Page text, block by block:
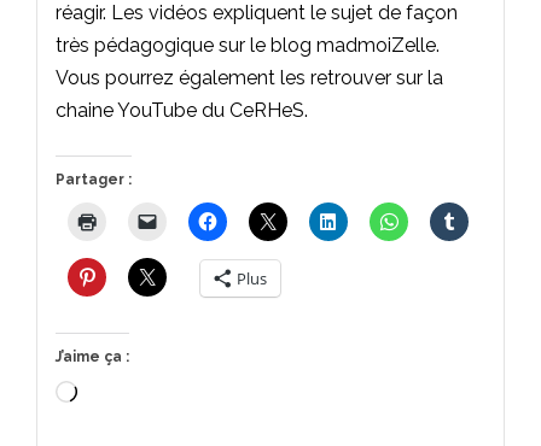
réagir. Les vidéos expliquent le sujet de façon
très pédagogique sur le blog madmoiZelle.
Vous pourrez également les retrouver sur la
chaine YouTube du CeRHeS.
Partager :
Plus
J’aime ça :
Chargement…